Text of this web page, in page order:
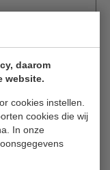
daarom
website.
cookies instellen.
cookies die wij
In onze